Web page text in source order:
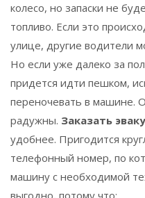
колесо, но запаски не
топливо. Если это
улице, другие водители
Но если уже далеко за
придется идти пешком,
переночевать в машине.
радужны. Заказать
удобнее. Пригодится
телефонный номер, по
машину с необходимой
выгодно, потому что: